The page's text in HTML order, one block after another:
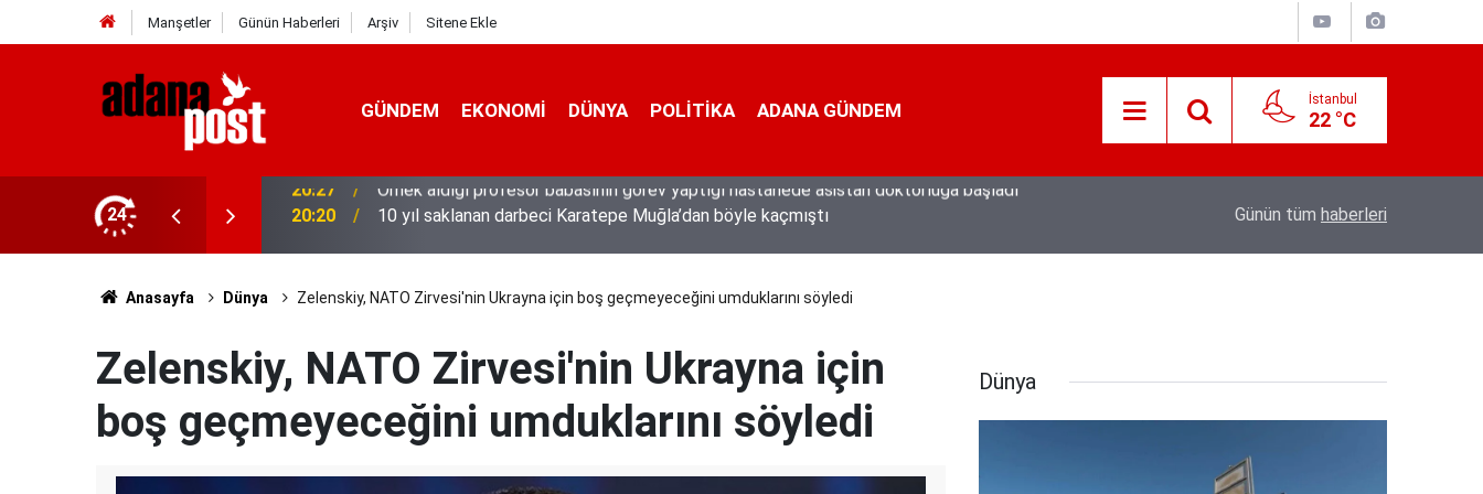
Manşetler Günün Haberleri Arşiv Sitene Ekle
GÜNDEM EKONOMI DÜNYA POLİTİKA ADANA GÜNDEM İstanbul
22 °C
24
asistan doktorluğa başladı 20:20 10 yıl saklanan darbeci Karatepe Muğla’dan böyle kaçmıştı Kıymetli Cumhurbaşkanımız’a Arz Olunur
Günün tüm haberleri
Anasayfa Dünya Zelenskiy, NATO Zirvesi'nin Ukrayna için boş geçmeyeceğini umduklarını söyledi
Zelenskiy, NATO Zirvesi'nin Ukrayna için
boş geçmeyeceğini umduklarını söyledi
Dünya